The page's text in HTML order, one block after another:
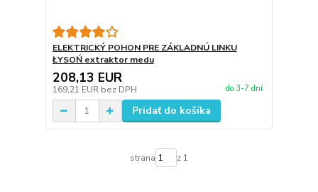
ELEKTRICKÝ POHON PRE ZÁKLADNÚ LINKU
ŁYSOŃ extraktor medu
208,13 EUR
169,21 EUR bez DPH do 3-7 dní
Pridať do košíka
strana z 1